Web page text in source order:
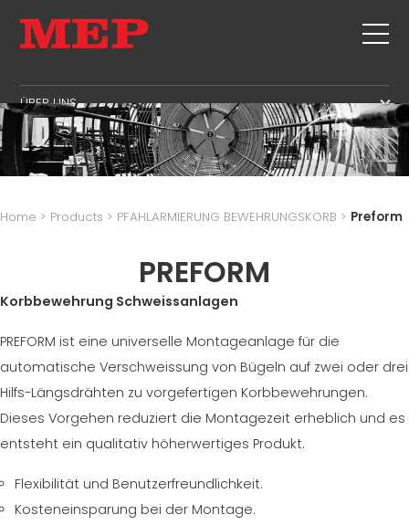
ÜBER UNS
ÜBER UNS
SUSTAINABILITY
SERVICE
PRODUKTE
RICHTVORGANG
ABLÄNGEN AUF MASS
BIEGUNG/BEIDSEITIG AUFGEBOGENE BIEGEFORMEN
PFAHLARMIERUNG BEWEHRUNGSKORB
GITTERTRÄGER
MATTEN
ZERTIFIZIERTE GEBRAUCHTANLAGE DER MEP GRUPPE
MBS
PERSONALWESEN
VERSORGUNGSKETTES GEBIET
SUPPLY CHAIN
WORKPLACE SAFETY
LANGUAGE COURSES
EFFECTIVE COMMUNICATION
OFFENE STELLEN
MEP IN THE WORLD
SALES NETWORK
Home > Products > PFAHLARMIERUNG BEWEHRUNGSKORB > Preform
PREFORM
Korbbewehrung Schweissanlagen
PREFORM ist eine universelle Montageanlage für die
automatische Verschweissung von Bügeln auf zwei oder drei
Hilfs-Längsdrähten zu vorgefertigen Korbbewehrungen.
Dieses Vorgehen reduziert die Montagezeit erheblich und es
entsteht ein qualitativ höherwertiges Produkt.
Flexibilität und Benutzerfreundlichkeit.
Kosteneinsparung bei der Montage.